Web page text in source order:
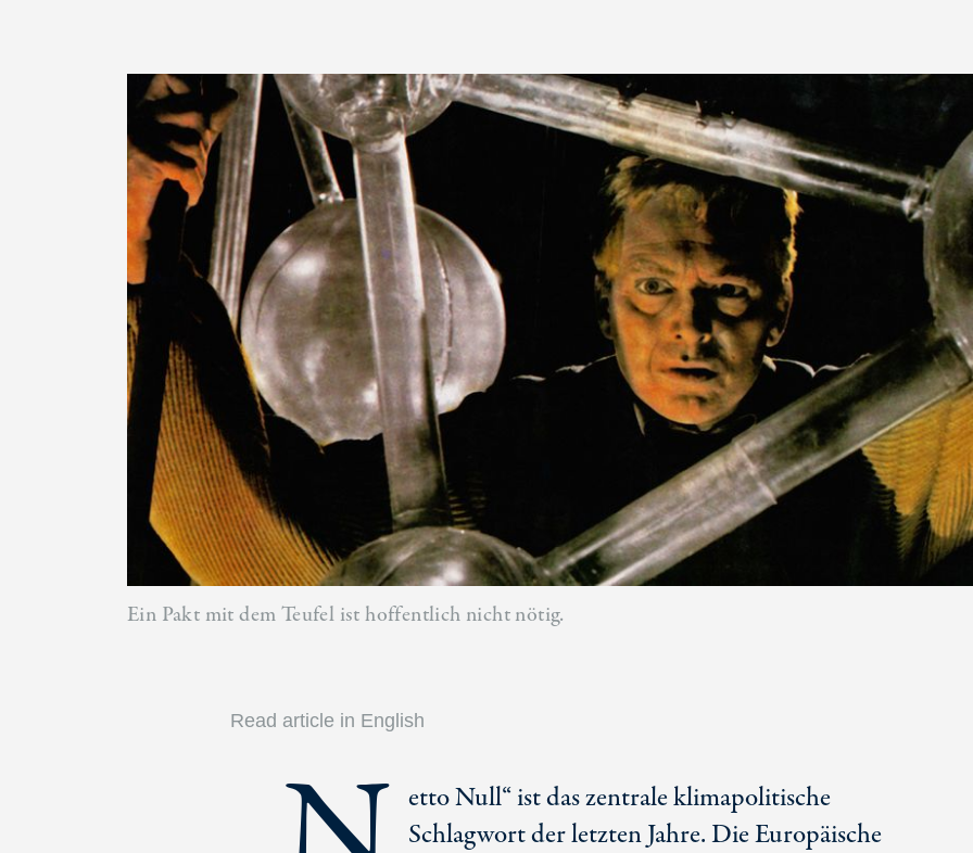
Ein Pakt mit dem Teufel ist hoffentlich nicht nötig.
Read article in English
etto Null“ ist das zentrale klimapolitische
Schlagwort der letzten Jahre. Die Europäische